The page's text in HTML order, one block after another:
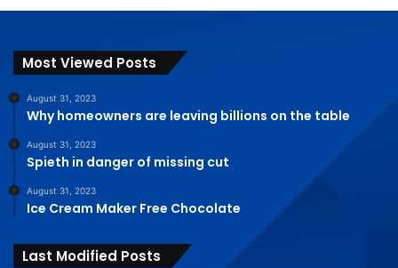
Most Viewed Posts
August 31, 2023
Why homeowners are leaving billions on the table
August 31, 2023
Spieth in danger of missing cut
August 31, 2023
Ice Cream Maker Free Chocolate
Last Modified Posts